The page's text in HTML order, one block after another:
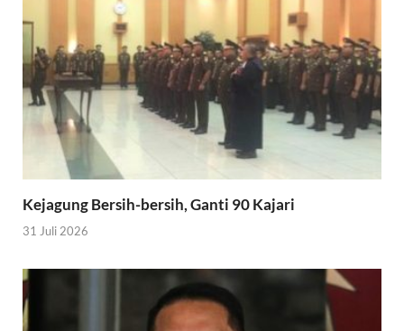
Kejagung Bersih-bersih, Ganti 90 Kajari
31 Juli 2026